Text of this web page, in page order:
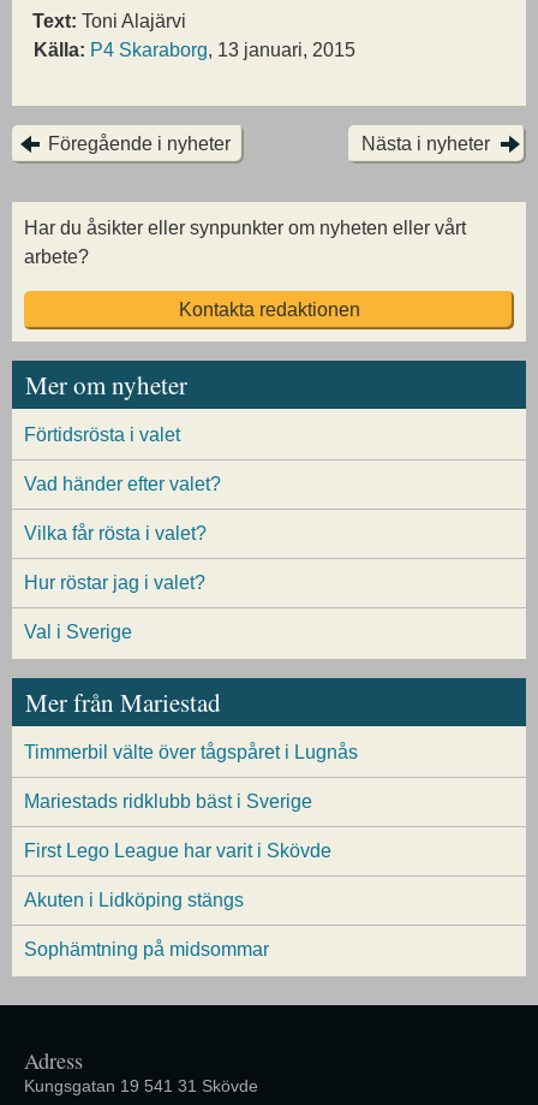
Text: Toni Alajärvi
Källa: P4 Skaraborg, 13 januari, 2015
Föregående i nyheter Nästa i nyheter
Har du åsikter eller synpunkter om nyheten eller vårt
arbete?
Kontakta redaktionen
Mer om nyheter
Förtidsrösta i valet
Vad händer efter valet?
Vilka får rösta i valet?
Hur röstar jag i valet?
Val i Sverige
Mer från Mariestad
Timmerbil välte över tågspåret i Lugnås
Mariestads ridklubb bäst i Sverige
First Lego League har varit i Skövde
Akuten i Lidköping stängs
Sophämtning på midsommar
Adress
Kungsgatan 19 541 31 Skövde